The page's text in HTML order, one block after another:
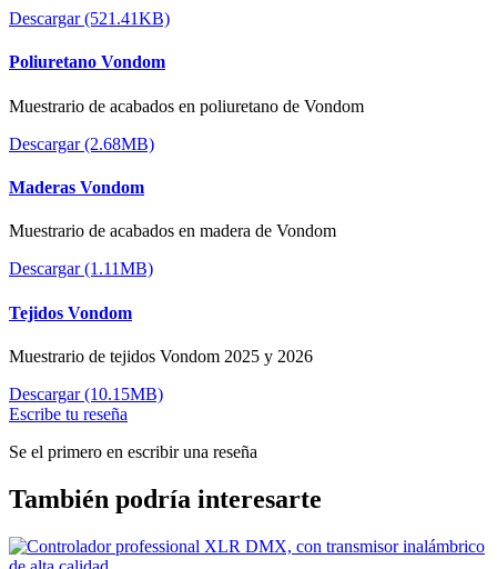
Descargar (521.41KB)
Poliuretano Vondom
Muestrario de acabados en poliuretano de Vondom
Descargar (2.68MB)
Maderas Vondom
Muestrario de acabados en madera de Vondom
Descargar (1.11MB)
Tejidos Vondom
Muestrario de tejidos Vondom 2025 y 2026
Descargar (10.15MB)
Escribe tu reseña
Se el primero en escribir una reseña
También podría interesarte